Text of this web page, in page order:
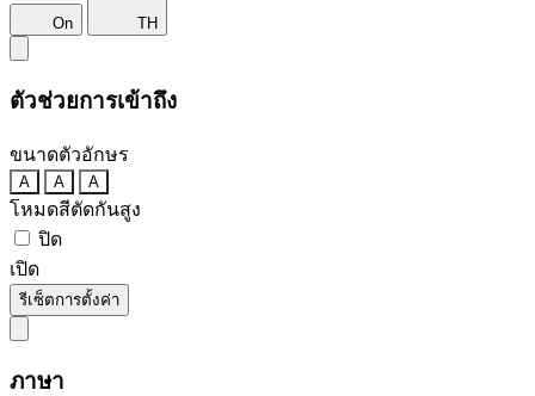
On TH
ตัวช่วยการเข้าถึง
ขนาดตัวอักษร
A A A
โหมดสีตัดกันสูง
ปิด
เปิด
รีเซ็ตการตั้งค่า
ภาษา